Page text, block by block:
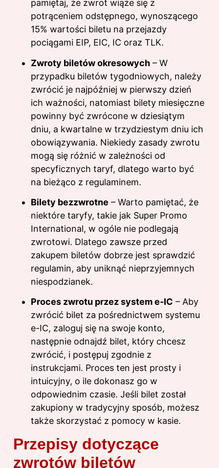
pamiętaj, że zwrot wiąże się z
potrąceniem odstępnego, wynoszącego
15% wartości biletu na przejazdy
pociągami EIP, EIC, IC oraz TLK.
Zwroty biletów okresowych – W
przypadku biletów tygodniowych, należy
zwrócić je najpóźniej w pierwszy dzień
ich ważności, natomiast bilety miesięczne
powinny być zwrócone w dziesiątym
dniu, a kwartalne w trzydziestym dniu ich
obowiązywania. Niekiedy zasady zwrotu
mogą się różnić w zależności od
specyficznych taryf, dlatego warto być
na bieżąco z regulaminem.
Bilety bezzwrotne – Warto pamiętać, że
niektóre taryfy, takie jak Super Promo
International, w ogóle nie podlegają
zwrotowi. Dlatego zawsze przed
zakupem biletów dobrze jest sprawdzić
regulamin, aby uniknąć nieprzyjemnych
niespodzianek.
Proces zwrotu przez system e-IC – Aby
zwrócić bilet za pośrednictwem systemu
e-IC, zaloguj się na swoje konto,
następnie odnajdź bilet, który chcesz
zwrócić, i postępuj zgodnie z
instrukcjami. Proces ten jest prosty i
intuicyjny, o ile dokonasz go w
odpowiednim czasie. Jeśli bilet został
zakupiony w tradycyjny sposób, możesz
także skorzystać z pomocy w kasie.
Przepisy dotyczące
zwrotów biletów